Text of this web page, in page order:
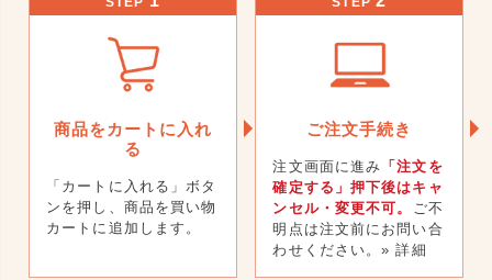
商品をカートに入れ
る
「カートに入れる」ボタ
ンを押し、商品を買い物
カートに追加します。
ご注文手続き
注文画面に進み 「注文を
確定する」押下後はキャ
ンセル・変更不可。
ご不
明点は注文前にお問い合
わせください。» 詳細